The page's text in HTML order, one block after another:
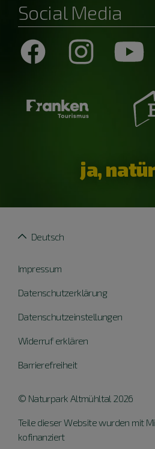
Social Media
ja,
Impressum
Datenschutzerklärung
Datenschutzeinstellungen
Widerruf erklären
Barrierefreiheit
Deutsch
© Naturpark Altmühltal 2026
Teile dieser Website wurden mit
kofinanziert